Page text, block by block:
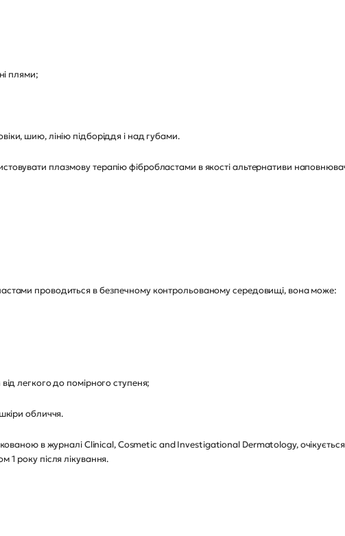
плями;
шию, лінію підборіддя і над губами.
плазмову терапію фібробластами в якості альтернативи
проводиться в безпечному контрольованому середовищі, вона може:
легкого до помірного ступеня;
обличчя.
в журналі Clinical, Cosmetic and Investigational Dermatology,
1 року після лікування.